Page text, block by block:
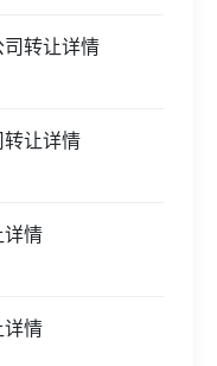
转让详情
让详情
情
情